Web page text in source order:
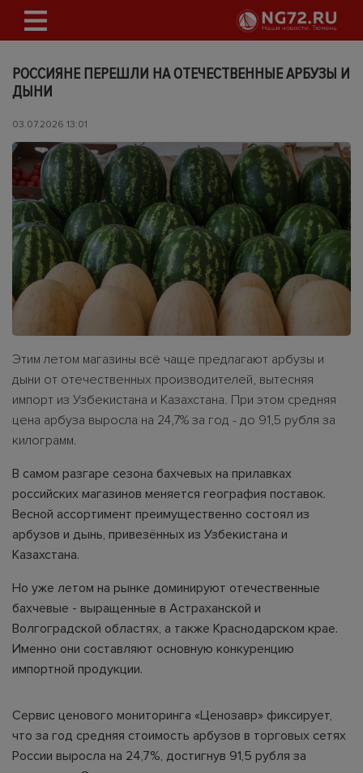
РОССИЯНЕ ПЕРЕШЛИ НА ОТЕЧЕСТВЕННЫЕ АРБУЗЫ И
ДЫНИ
03.07.2026 13:01
Этим летом магазины всё чаще предлагают арбузы и
дыни от отечественных производителей, вытесняя
импорт из Узбекистана и Казахстана. При этом средняя
цена арбуза выросла на 24,7% за год - до 91,5 рубля за
килограмм.
В самом разгаре сезона бахчевых на прилавках
российских магазинов меняется география поставок.
Весной ассортимент преимущественно состоял из
арбузов и дынь, привезённых из Узбекистана и
Казахстана.
Но уже летом на рынке доминируют отечественные
бахчевые - выращенные в Астраханской и
Волгоградской областях, а также Краснодарском крае.
Именно они составляют основную конкуренцию
импортной продукции.
Сервис ценового мониторинга «Ценозавр» фиксирует,
что за год средняя стоимость арбузов в торговых сетях
России выросла на 24,7%, достигнув 91,5 рубля за